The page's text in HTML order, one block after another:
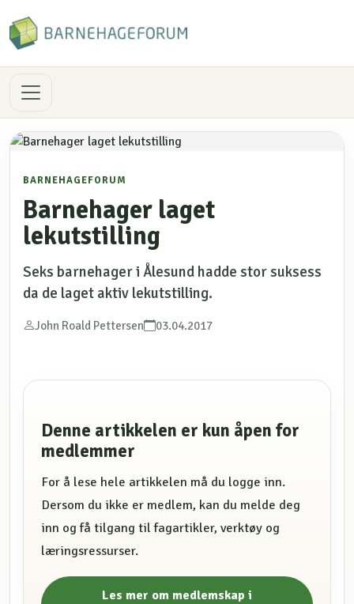
BARNEHAGEFORUM
Barnehager laget
lekutstilling
Seks barnehager i Ålesund hadde stor suksess
da de laget aktiv lekutstilling.
John Roald Pettersen 03.04.2017
Denne artikkelen er kun åpen for
medlemmer
For å lese hele artikkelen må du logge inn.
Dersom du ikke er medlem, kan du melde deg
inn og få tilgang til fagartikler, verktøy og
læringsressurser.
Les mer om medlemskap i